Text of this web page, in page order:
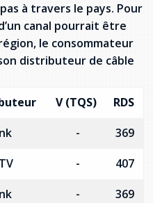
à travers le pays. Pour
canal pourrait être
le consommateur
distributeur de câble
V (TQS)
RDS
-
369
-
407
-
369